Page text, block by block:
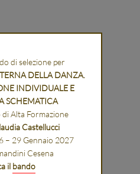
di selezione per
DELLA DANZA.
INDIVIDUALE E
SCHEMATICA
Alta Formazione
Castellucci
– 29 Gennaio 2027
Cesena
il bando